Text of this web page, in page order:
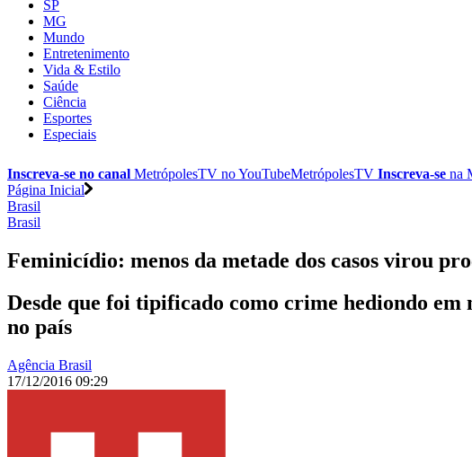
SP
MG
Mundo
Entretenimento
Vida & Estilo
Saúde
Ciência
Esportes
Especiais
Inscreva-se no canal MetrópolesTV noYouTubeMetrópolesTV Inscreva-se na
Página Inicial
Brasil
Brasil
Feminicídio: menos da metade dos casos virou
Desde que foi tipificado como crime hediondo
no país
Agência Brasil
17/12/2016 09:29